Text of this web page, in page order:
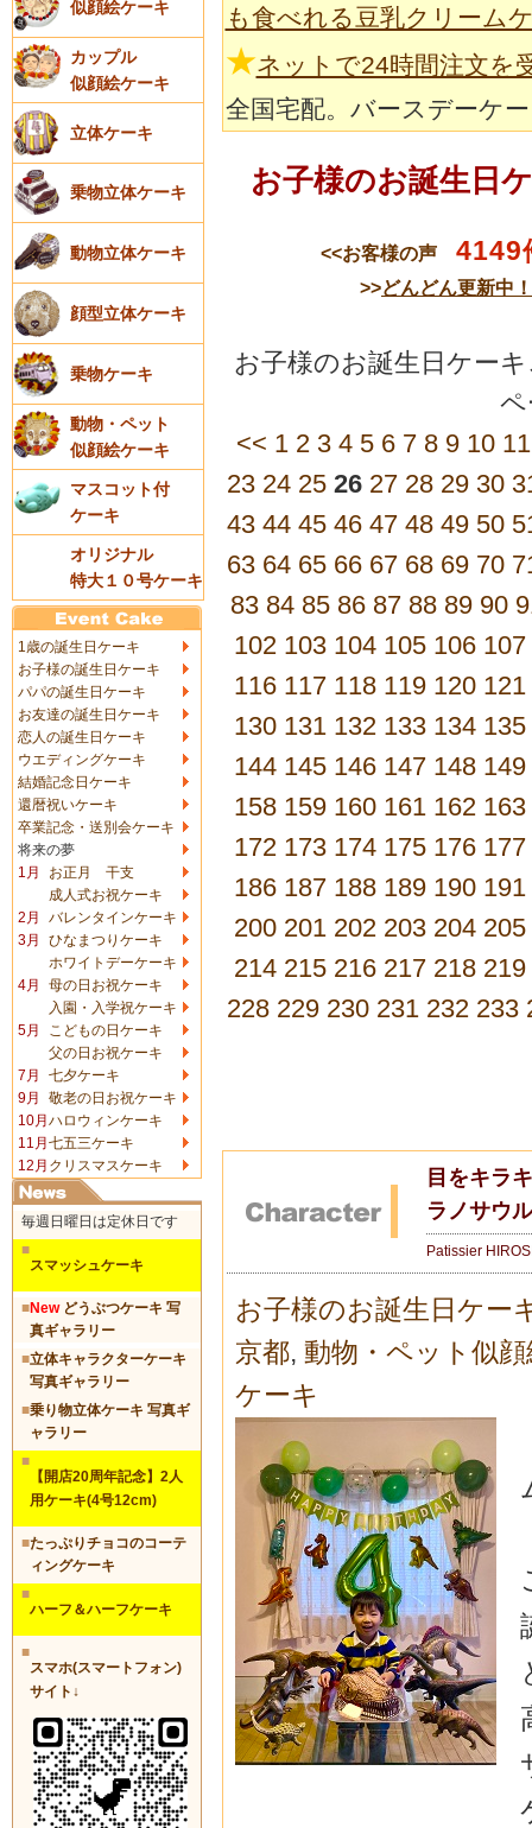
似顔絵ケーキ
カップル
似顔絵ケーキ
立体ケーキ
乗物立体ケーキ
動物立体ケーキ
顔型立体ケーキ
乗物ケーキ
動物・ペット
似顔絵ケーキ
マスコット付
ケーキ
オリジナル
特大１０号ケーキ
1歳の誕生日ケーキ
お子様の誕生日ケーキ
パパの誕生日ケーキ
お友達の誕生日ケーキ
恋人の誕生日ケーキ
ウエディングケーキ
結婚記念日ケーキ
還暦祝いケーキ
卒業記念・送別会ケーキ
将来の夢
1月
お正月 干支
成人式お祝ケーキ
2月
バレンタインケーキ
3月
ひなまつりケーキ
ホワイトデーケーキ
4月
母の日お祝ケーキ
入園・入学祝ケーキ
5月
こどもの日ケーキ
父の日お祝ケーキ
7月
七夕ケーキ
9月
敬老の日お祝ケーキ
10月 ハロウィンケーキ
11月 七五三ケーキ
12月 クリスマスケーキ
毎週日曜日は定休日です
■
スマッシュケーキ
■Newどうぶつケーキ 写
真ギャラリー
■立体キャラクターケーキ
写真ギャラリー
■乗り物立体ケーキ 写真ギ
ャラリー
■
【開店20周年記念】2人
用ケーキ(4号12cm)
■たっぷりチョコのコーテ
ィングケーキ
■
ハーフ＆ハーフケーキ
■
スマホ(スマートフォン)
サイト↓
も食べれる豆乳クリーム
★ネットで24時間注文を
全国宅配。バースデーケ
お子様のお誕生日
<<お客様の声 4149
>>どんどん更新中
お子様のお誕生日ケー
<< 1 2 3 4 5 6 7 8 9 10 11
23 24 25 26 27 28 29 30
43 44 45 46 47 48 49 50
63 64 65 66 67 68 69 70
83 84 85 86 87 88 89 90
102 103 104 105 106 107
116 117 118 119 120 121
130 131 132 133 134 135
144 145 146 147 148 149
158 159 160 161 162 163
172 173 174 175 176 177
186 187 188 189 190 191
200 201 202 203 204 205
214 215 216 217 218 219
228 229 230 231 232 233
目をキラ
ラノサウ
Patissier
お子様のお誕生日ケー
京都, 動物・ペット似
ケーキ